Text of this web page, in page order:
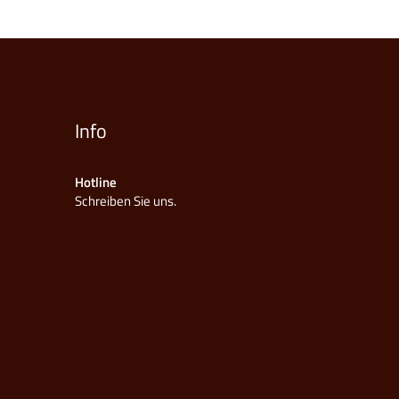
Info
Hotline
Schreiben Sie uns.